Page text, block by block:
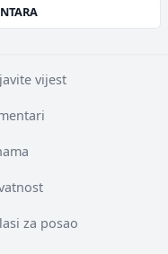
vijest
za posao